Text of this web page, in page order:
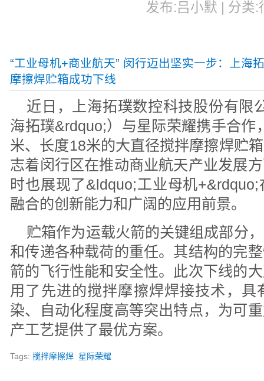
发布:吕小默 | 分类
“工业母机+商业航天” 闵行迈出坚实一步：上海
摩擦焊贮箱成功下线
近日，上海拓璞数控科技股份有限
海拓璞&rdquo;）与星际荣耀携手合作
米、长度18米的大直径搅拌摩擦焊贮
志着闵行区在推动商业航天产业发展
时也展现了&ldquo;工业母机
融合的创新能力和广阔的应用前景。
贮箱作为运载火箭的关键组成部分
和传递各种载荷的重任。其结构的完
箭的飞行性能和安全性。此次下线的
用了先进的搅拌摩擦焊焊接技术，具
染、自动化程度高等突出特点，为可
产工艺提供了最优方案。
Tags:搅拌摩擦焊 星际荣耀